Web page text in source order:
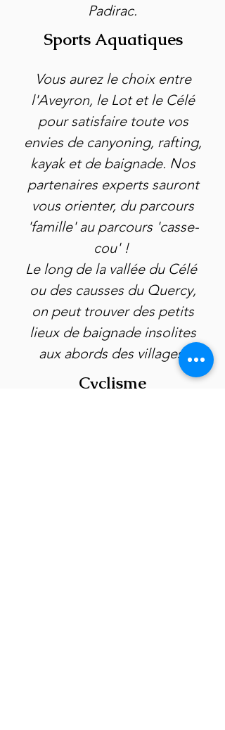
Padirac.
Sports Aquatiques
Vous aurez le choix entre
l'Aveyron, le Lot et le Célé
pour satisfaire toute vos
envies de canyoning, rafting,
kayak et de baignade. Nos
partenaires experts sauront
vous orienter, du parcours
'famille' au parcours 'casse-
cou' !
Le long de la vallée du Célé
ou des causses du Quercy,
on peut trouver des petits
lieux de baignade insolites
aux abords des villages.
Cyclisme